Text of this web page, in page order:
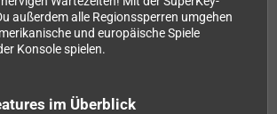
außerdem alle Regionssperren umgehen
und europäische Spiele
Konsole spielen.
im Überblick